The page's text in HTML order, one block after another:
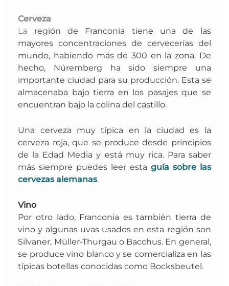
Cerveza
La región de Franconia tiene una de las
mayores concentraciones de cervecerías del
mundo, habiendo más de 300 en la zona. De
hecho, Núremberg ha sido siempre una
importante ciudad para su producción. Esta se
almacenaba bajo tierra en los pasajes que se
encuentran bajo la colina del castillo.
Una cerveza muy típica en la ciudad es la
cerveza roja, que se produce desde principios
de la Edad Media y está muy rica. Para saber
más siempre puedes leer esta guía sobre las
cervezas alemanas.
Vino
Por otro lado, Franconia es también tierra de
vino y algunas uvas usados en esta región son
Silvaner, Müller-Thurgau o Bacchus. En general,
se produce vino blancoy se comercializa en las
típicas botellas conocidas como Bocksbeutel.